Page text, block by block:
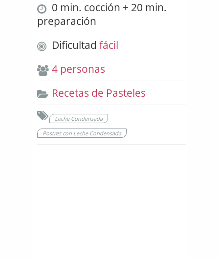
0 min. cocción + 20 min.
preparación
Dificultad fácil
4 personas
Recetas de Pasteles
Leche Condensada
Postres con Leche Condensada